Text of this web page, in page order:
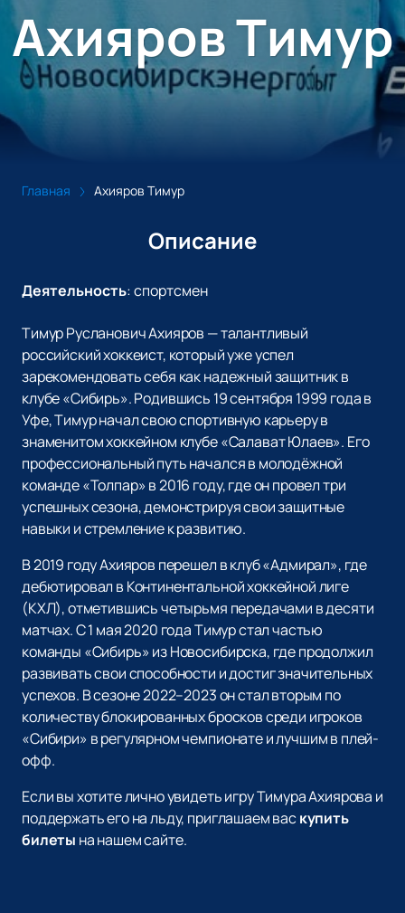
Ахияров Тимур
Главная Ахияров Тимур
Описание
Деятельность:спортсмен
Тимур Русланович Ахияров — талантливый
российский хоккеист, который уже успел
зарекомендовать себя как надежный защитник в
клубе «Сибирь». Родившись 19 сентября 1999 года в
Уфе, Тимур начал свою спортивную карьеру в
знаменитом хоккейном клубе «Салават Юлаев». Его
профессиональный путь начался в молодёжной
команде «Толпар» в 2016 году, где он провел три
успешных сезона, демонстрируя свои защитные
навыки и стремление к развитию.
В 2019 году Ахияров перешел в клуб «Адмирал», где
дебютировал в Континентальной хоккейной лиге
(КХЛ), отметившись четырьмя передачами в десяти
матчах. С 1 мая 2020 года Тимур стал частью
команды «Сибирь» из Новосибирска, где продолжил
развивать свои способности и достиг значительных
успехов. В сезоне 2022–2023 он стал вторым по
количеству блокированных бросков среди игроков
«Сибири» в регулярном чемпионате и лучшим в плей-
офф.
Если вы хотите лично увидеть игру Тимура Ахиярова и
поддержать его на льду, приглашаем васкупить
билеты на нашем сайте.